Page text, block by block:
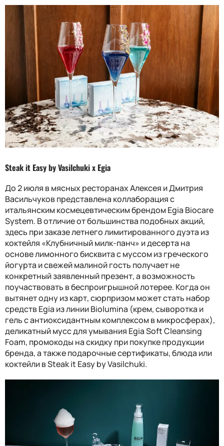
Steak it Easy by Vasilchuki x Egia
До 2 июля в мясных ресторанах Алексея и Дмитрия
Васильчуков представлена коллаборация с
итальянским космецевтическим брендом Egia Biocare
System. В отличие от большинства подобных акций,
здесь при заказе летнего лимитированного дуэта из
коктейля «Клубничный милк-панч» и десерта на
основе лимонного бисквита с муссом из греческого
йогурта и свежей малиной гость получает не
конкретный заявленный презент, а возможность
поучаствовать в беспроигрышной лотерее. Когда он
вытянет одну из карт, сюрпризом может стать набор
средствEgia из линииBiolumina (крем, сыворотка и
гель с антиоксидантным комплексом в микросферах),
деликатный мусс для умывания Egia Soft Cleansing
Foam, промокоды на скидку при покупке продукции
бренда, а также подарочные сертификаты, блюда или
коктейли вSteak it Easy by Vasilchuki.